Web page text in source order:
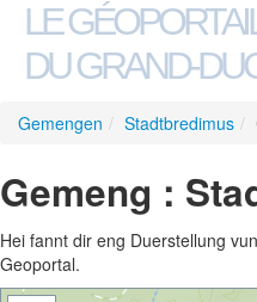
LE
DU GRAND-
Gemengen / Stadtbredimus /
Gemeng :
Hei fannt dir eng Duerstellung
Geoportal.